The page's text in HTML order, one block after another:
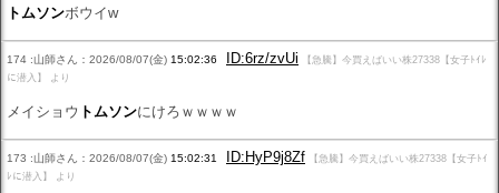
トムソンボウイw
174 :山師さん：2026/08/07(金) 15:02:36 ID:6rz/zvUi
【急騰】今買えばいい株27338【女子ﾄｲﾚ
に潜入】 より
メイショウ トムソンにけろｗｗｗｗ
173 :山師さん：2026/08/07(金) 15:02:31 ID:HyP9j8Zf
【急騰】今買えばいい株27338【女子ﾄｲ
ﾚに潜入】 より